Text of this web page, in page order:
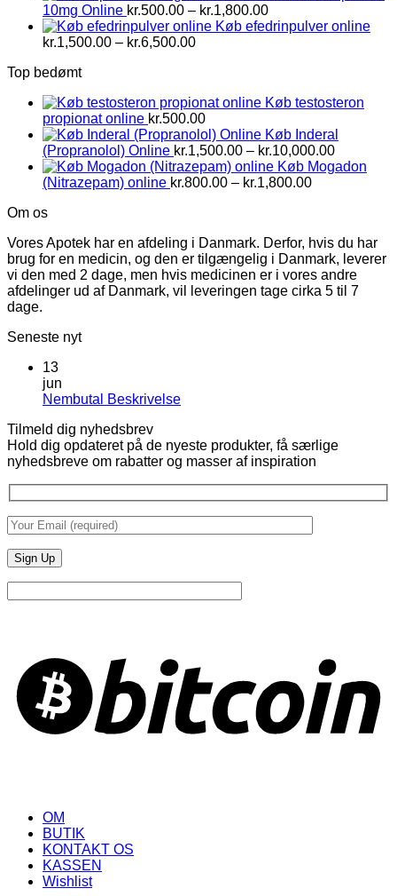
10mg Online kr.500.00 – kr.1,800.00Prisinterval:
kr.500.00
Køb efedrinpulver online
kr.1,500.00 – kr.6,500.00Prisinterval:
Top bedømt
Køb testosteron
propionat online kr.500.00
Køb Inderal
(Propranolol) Online kr.1,500.00 – kr.10,000.00
Køb Mogadon
(Nitrazepam) online kr.800.00 – kr.1,800.00Prisinterval:
Om os
Vores Apotek har en afdeling i Danmark. Derfor, hvis du har
brug for en medicin, og den er tilgængelig i Danmark, leverer
vi den med 2 dage, men hvis medicinen er i vores andre
afdelinger ud af Danmark, vil leveringen tage cirka 5 til 7
dage.
Seneste nyt
13
jun
Nembutal BeskrivelseIngen
Nembutal
Beskrivelse
Tilmeld dig nyhedsbrev
Hold dig opdateret på de nyeste produkter, få særlige
nyhedsbreve om rabatter og masser af inspiration
OM
BUTIK
KONTAKT OS
KASSEN
Wishlist